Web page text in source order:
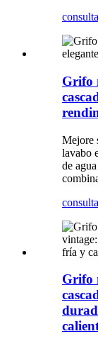
consulta
Grifo
Mejore
lavabo
de
consulta
Grifo